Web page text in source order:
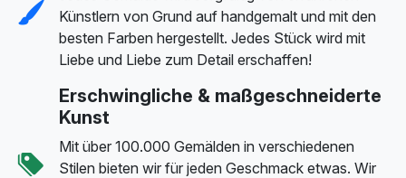
Künstlern von Grund auf handgemalt und mit den
besten Farben hergestellt. Jedes Stück wird mit
Liebe und Liebe zum Detail erschaffen!
Erschwingliche & maßgeschneiderte
Kunst
Mit über 100.000 Gemälden in verschiedenen
Stilen bieten wir für jeden Geschmack etwas. Wir